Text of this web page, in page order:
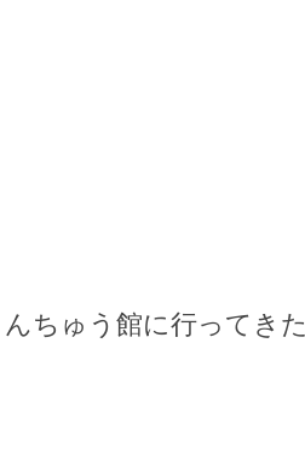
ちゅう館に行ってきた